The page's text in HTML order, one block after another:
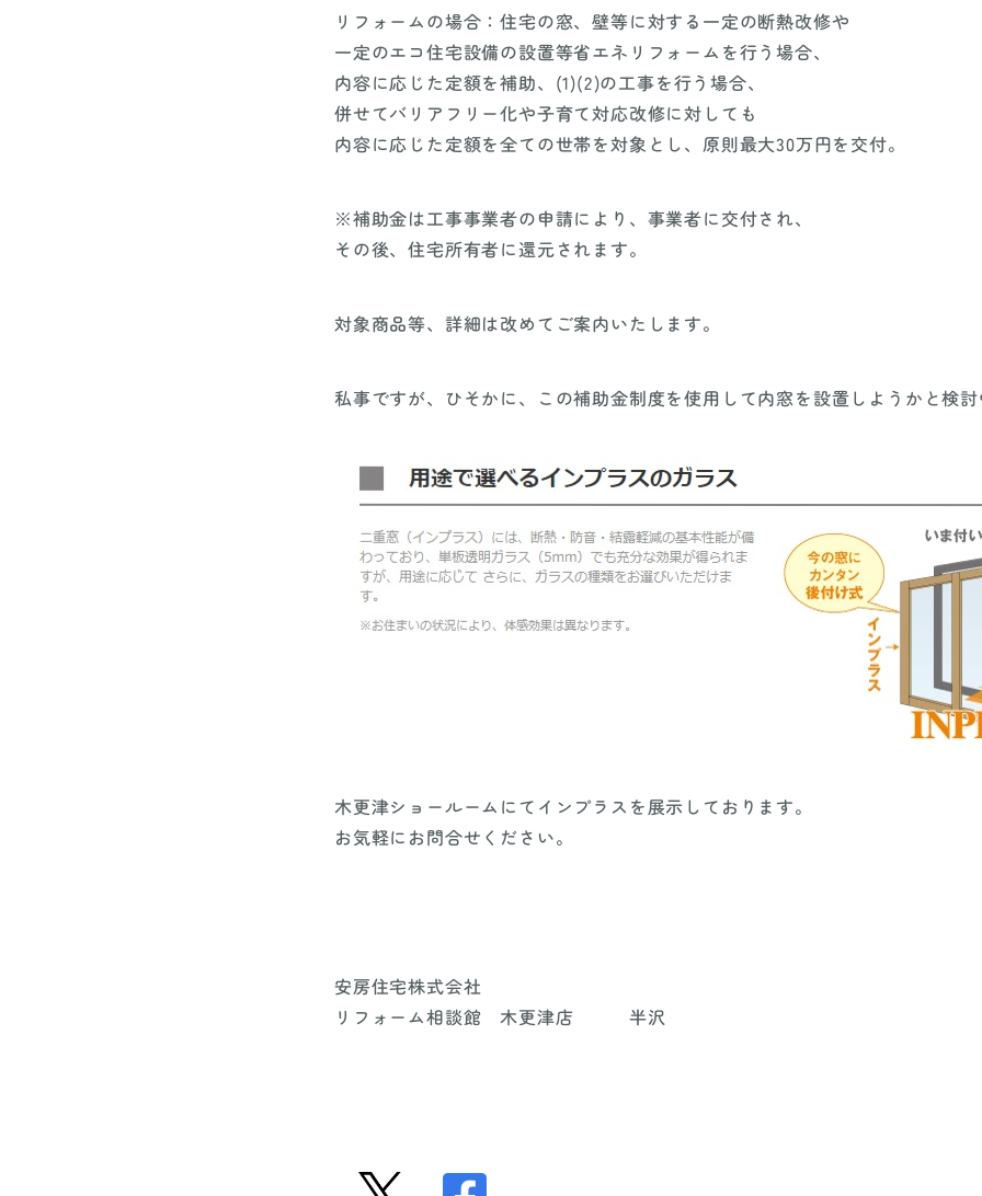
リフォームの場合：住宅の窓、壁等に対する一定の断熱改修や
一定のエコ住宅設備の設置等省エネリフォームを行う場合、
内容に応じた定額を補助、(1)(2)の工事を行う場合、
併せてバリアフリー化や子育て対応改修に対しても
内容に応じた定額を全ての世帯を対象とし、原則最大30万円を交付。
※補助金は工事事業者の申請により、事業者に交付され、
その後、住宅所有者に還元されます。
対象商品等、詳細は改めてご案内いたします。
私事ですが、ひそかに、この補助金制度を使用して内窓を設置しようかと検
木更津ショールームにてインプラスを展示しております。
お気軽にお問合せください。
安房住宅株式会社
リフォーム相談館 木更津店 半沢